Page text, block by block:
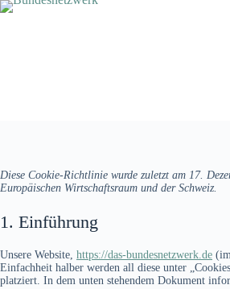
Zum
Diese Cookie-Richtlinie wurde zuletzt am 17.
Europäischen Wirtschaftsraum und der Schweiz.
1. Einführung
Unsere Website, https://das-bundesnetzwerk.de
Einfachheit halber werden all diese unter
platziert. In dem unten stehendem Dokument